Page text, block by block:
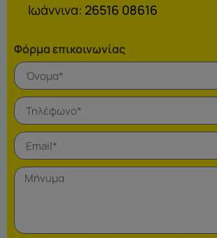
Ιωάννινα: 26516 08616
Φόρμα επικοινωνίας